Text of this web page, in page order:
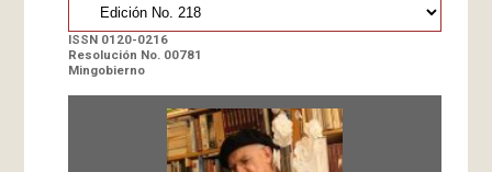
ISSN 0120-0216
Resolución No. 00781
Mingobierno